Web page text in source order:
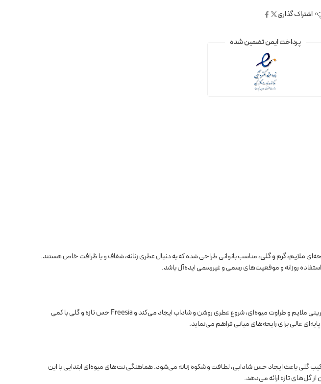
اشتراک گذاری
پرداخت ایمن تضمین شده
ملایم، گرم و گلی، مناسب بانوانی طراحی شده که به دنبال عطری زنانه، شفاف و با ظرافت خاص هستند.
روزانه و موقعیت‌های رسمی و غیررسمی ایده‌آل باشد.
هستند. سرخالو با شیرینی ملایم و طراوت میوه‌ای، شروع عطری روشن و شاداب ایجاد می‌کند و Freesia حس تازه و گلی با کمی
عالی برای رایحه‌های میانی فراهم می‌نماید.
گلی باعث ایجاد حس شادابی، لطافت و شکوه زنانه می‌شود. هماهنگی نت‌های میوه‌ای ابتدایی با این
گل‌های تازه ارائه می‌دهد.